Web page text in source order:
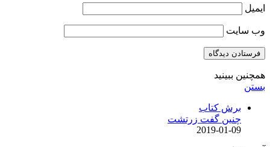
ایمیل
وب‌ سایت
همچنین ببینید
بستن
برش کتاب
چنین گفت زرتشت
2019-01-09